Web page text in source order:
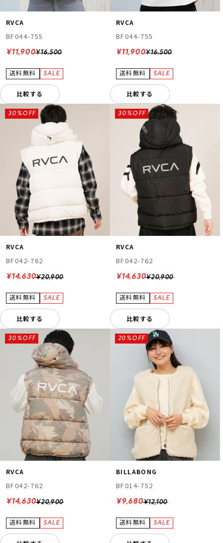
RVCA
BF044-755
¥16,500
¥11,900
比較する
RVCA
BF044-755
¥16,500
¥11,900
比較する
RVCA
BF042-762
¥20,900
30%OFF
¥14,630
比較する
RVCA
BF042-762
¥20,900
30%OFF
¥14,630
比較する
RVCA
BF042-762
¥20,900
30%OFF
¥14,630
BILLABONG
BF014-752
¥12,100
20%OFF
¥9,680